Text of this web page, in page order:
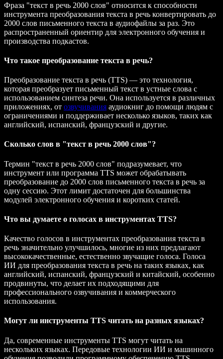
Фраза "текст в речь 2000 слов" относится к способности
инструмента преобразования текста в речь конвертировать до
2000 слов письменного текста в аудиофайлы за раз. Это
распространенный ориентир для электронного обучения и
производства подкастов.
Что такое преобразование текста в речь?
Преобразование текста в речь (TTS) — это технология,
которая преобразует письменный текст в устные слова с
использованием синтеза речи. Она используется в различных
приложениях, от озвучивания аудиокниг до помощи людям с
ограничениями и поддерживает несколько языков, таких как
английский, испанский, французский и другие.
Сколько слов в "текст в речь 2000 слов"?
Термин "текст в речь 2000 слов" подразумевает, что
инструмент или программа TTS может обрабатывать
преобразование до 2000 слов письменного текста в речь за
одну сессию. Этот лимит достаточен для большинства
модулей электронного обучения и коротких статей.
Что вы думаете о голосах в инструментах TTS?
Качество голосов в инструментах преобразования текста в
речь значительно улучшилось, многие из них предлагают
высококачественные, естественно звучащие голоса. Голоса
ИИ для преобразования текста в речь на таких языках, как
английский, испанский, французский и китайский, особенно
продвинуты, что делает их подходящими для
профессионального озвучивания и коммерческого
использования.
Могут ли инструменты TTS читать на разных языках?
Да, современные инструменты TTS могут читать на
нескольких языках. Передовые технологии ИИ и машинного